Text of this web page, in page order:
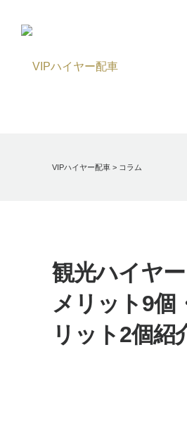
VIPハイヤー配車 > コラム
観光ハイヤ
メリット9個
リット2個紹